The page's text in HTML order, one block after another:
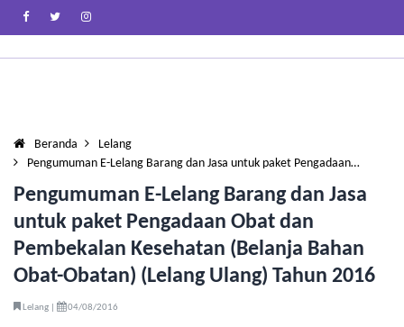
Beranda
Lelang
Pengumuman E-Lelang Barang dan Jasa untuk paket Pengadaan…
Pengumuman E-Lelang Barang dan Jasa
untuk paket Pengadaan Obat dan
Pembekalan Kesehatan (Belanja Bahan
Obat-Obatan) (Lelang Ulang) Tahun 2016
Lelang | 04/08/2016